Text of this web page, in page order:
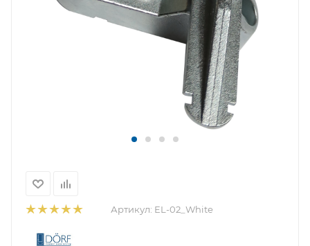
Артикул: EL-02_White